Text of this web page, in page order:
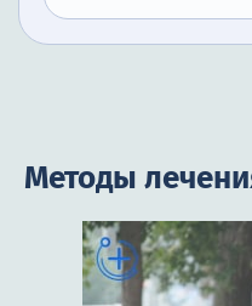
Методы